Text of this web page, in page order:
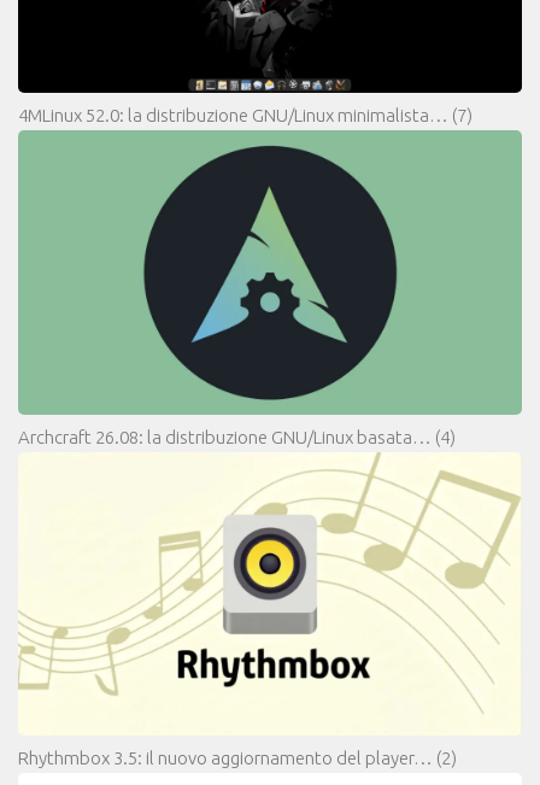
4MLinux 52.0: la distribuzione GNU/Linux minimalista… (7)
Archcraft 26.08: la distribuzione GNU/Linux basata… (4)
Rhythmbox 3.5: il nuovo aggiornamento del player… (2)